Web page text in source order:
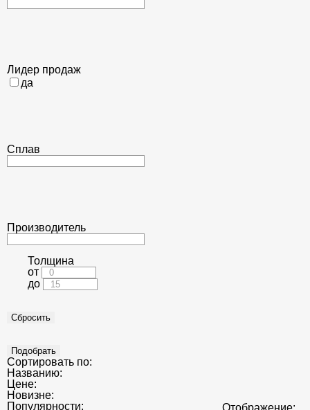
Лидер продаж
да
Сплав
Производитель
Толщина
от
до
Сортировать по:
Названию:
Цене:
Новизне:
Популярности:
Отображение: